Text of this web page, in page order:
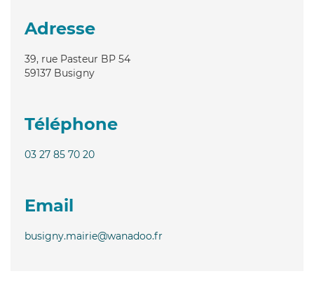
Adresse
39, rue Pasteur BP 54
59137 Busigny
Téléphone
03 27 85 70 20
Email
busigny.mairie@wanadoo.fr